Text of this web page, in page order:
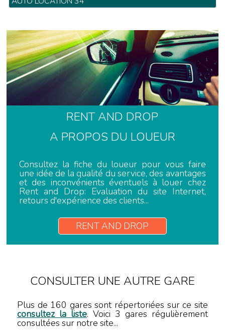
RENT AND DROP
A PROPOS DU LOUEUR
Consultez la fiche du loueur pour vous faire
une idée de la qualité du service, des avantages
et des inconvénients éventuels à louer chez
Rent and Drop: Evaluation du site Internet,
retours d'expérience des clients...
RENT AND DROP
CONSULTER UNE AUTRE GARE
Plus de 160 gares sont répertoriées sur ce site
consultez la liste. Voici 3 gares régulièrement
consultées sur notre site...